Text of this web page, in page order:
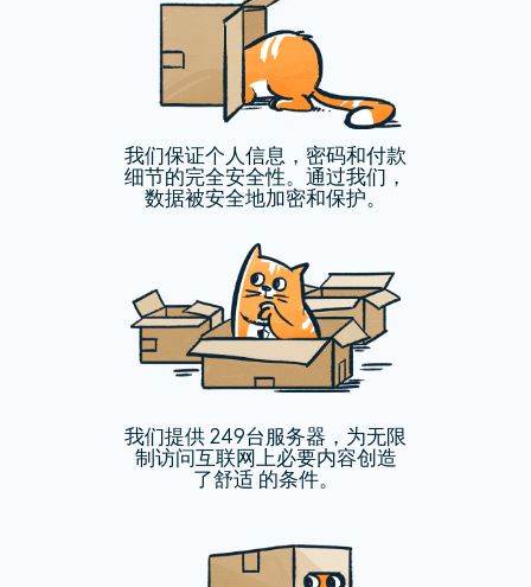
我们保证个人信息，密码和付款
细节的完全安全性。通过我们，
数据被安全地加密和保护。
我们提供 249台服务器，为无限
制访问互联网上必要内容创造
了舒适 的条件。